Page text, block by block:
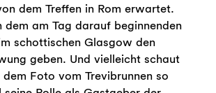
dem Treffen in Rom erwartet.
dem am Tag darauf beginnenden
schottischen Glasgow den
geben. Und vielleicht schaut
Foto vom Trevibrunnen so